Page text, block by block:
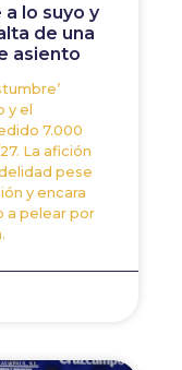
lo suyo y
de una
asiento
y el
7.000
La afición
pese
y encara
a pelear por